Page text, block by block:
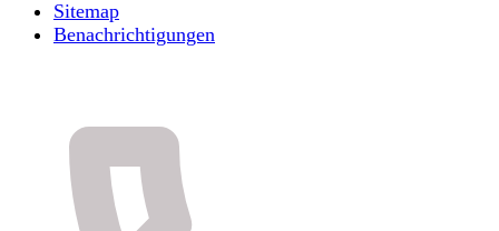
Sitemap
Benachrichtigungen